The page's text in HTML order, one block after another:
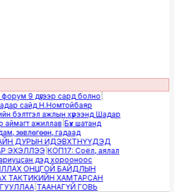
9 дүгээр сард болно|
сайд Н.Номтойбаяр
бэлтгэл ажлын хүрээнд Шадар
ажиллав|Бүх шатанд
зөвлөгөөн, гадаад
ДУРЫН ИДЭВХТНҮҮДЭД
ЭХЭЛЛЭЭ|КОП17: Соёл, аялал
дэд хорооноос
ОНЦГОЙ БАЙДЛЫН
ХАМТАРСАН
|ТААНАГҮЙ ГОВЬ